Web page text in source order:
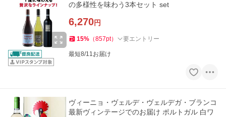
の多様性を味わう3本セット set
6,270円
15% （857pt） 要エントリー
最短8/11お届け
ヴィーニョ・ヴェルデ・ヴェルデガ・ブランコ
最新ヴィンテージでのお届け ポルトガル 白ワ